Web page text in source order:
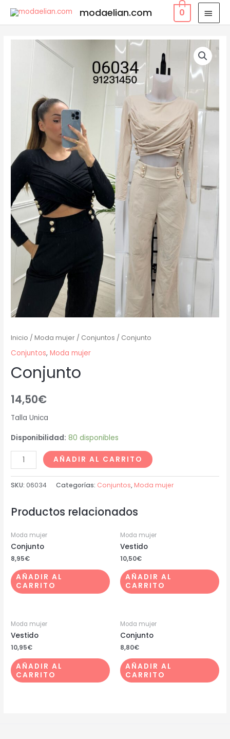
modaelian.com 0
Inicio /Moda mujer / Conjuntos / Conjunto
Conjuntos,Moda mujer
Conjunto
14,50€
Talla Unica
Disponibilidad: 80 disponibles
AÑADIR AL CARRITO
SKU: 06034 Categorías: Conjuntos, Moda mujer
Productos relacionados
Moda mujer
Conjunto
8,95€
AÑADIR AL
CARRITO
Moda mujer
Vestido
10,50€
AÑADIR AL
CARRITO
Moda mujer
Vestido
10,95€
AÑADIR AL
CARRITO
Moda mujer
Conjunto
8,80€
AÑADIR AL
CARRITO